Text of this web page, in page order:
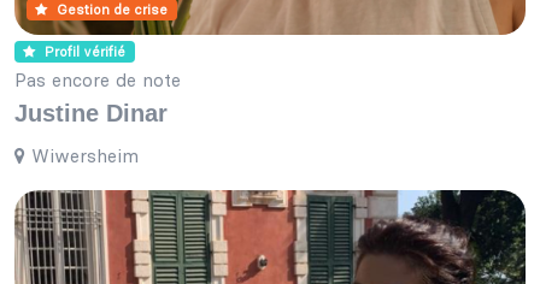
Gestion de crise
Profil vérifié
Pas encore de note
Justine Dinar
Wiwersheim